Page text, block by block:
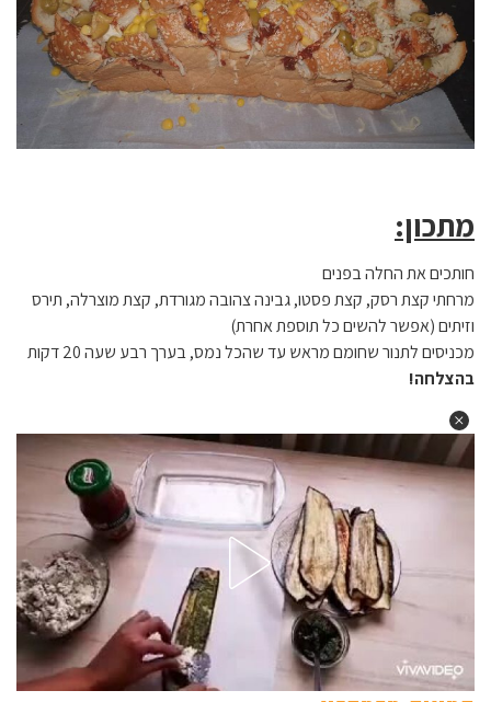
מתכון:
חותכים את החלה בפנים
מרחתי קצת רסק, קצת פסטו, גבינה צהובה מגורדת, קצת מוצרלה, תירס
וזיתים (אפשר להשים כל תוספת אחרת)
מכניסים לתנור שחומם מראש עד שהכל נמס, בערך רבע שעה 20 דקות
בהצלחה!